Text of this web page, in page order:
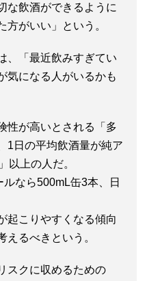
な飲酒ができるように
方がいい」という。
、「最近飲みすぎてい
気になる人がいるかも
性が高いとされる「多
1日の平均飲酒量が純ア
以上の人だ。
なら500mL缶3本、日
起こりやすくなる傾向
えるべきという。
スクに収めるための